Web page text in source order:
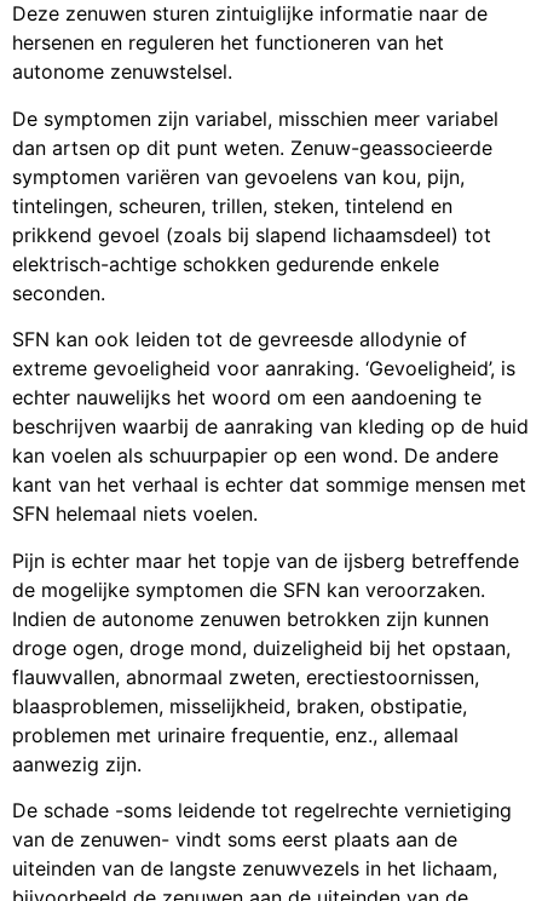
Deze zenuwen sturen zintuiglijke informatie naar de
hersenen en reguleren het functioneren van het
autonome zenuwstelsel.
De symptomen zijn variabel, misschien meer variabel
dan artsen op dit punt weten. Zenuw-geassocieerde
symptomen variëren van gevoelens van kou, pijn,
tintelingen, scheuren, trillen, steken, tintelend en
prikkend gevoel (zoals bij slapend lichaamsdeel) tot
elektrisch-achtige schokken gedurende enkele
seconden.
SFN kan ook leiden tot de gevreesde allodynie of
extreme gevoeligheid voor aanraking. ‘Gevoeligheid’, is
echter nauwelijks het woord om een aandoening te
beschrijven waarbij de aanraking van kleding op de huid
kan voelen als schuurpapier op een wond. De andere
kant van het verhaal is echter dat sommige mensen met
SFN helemaal niets voelen.
Pijn is echter maar het topje van de ijsberg betreffende
de mogelijke symptomen die SFN kan veroorzaken.
Indien de autonome zenuwen betrokken zijn kunnen
droge ogen, droge mond, duizeligheid bij het opstaan​​,
flauwvallen, abnormaal zweten, erectiestoornissen,
blaasproblemen, misselijkheid, braken, obstipatie,
problemen met urinaire frequentie, enz., allemaal
aanwezig zijn.
De schade -soms leidende tot regelrechte vernietiging
van de zenuwen- vindt soms eerst plaats aan de
uiteinden van de langste zenuwvezels in het lichaam,